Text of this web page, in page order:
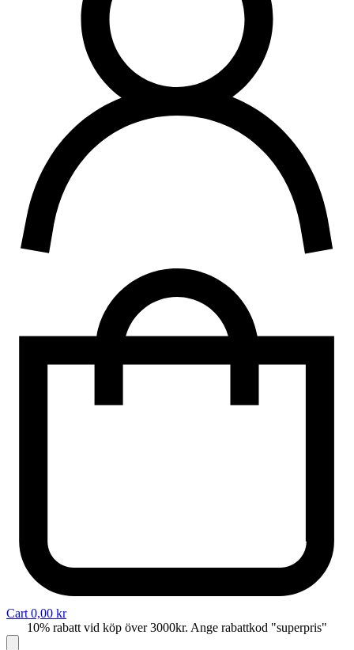
Cart 0,00 kr
10% rabatt vid köp över 3000kr. Ange rabattkod "superpris"